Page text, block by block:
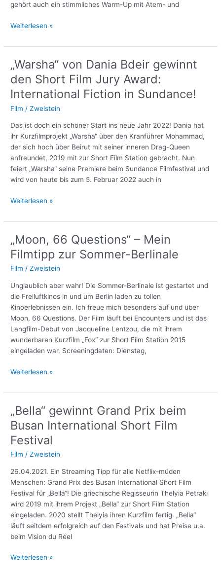
gehört auch ein stimmliches Warm-Up mit Atem- und
Stimmlich
in
Veranstaltungen
–
Digitaltag
Weiterlesen »
„Warsha“ von Dania Bdeir gewinnt
den Short Film Jury Award:
International Fiction in Sundance!
Film /Zweistein
Das ist doch ein schöner Start ins neue Jahr 2022! Dania hat
ihr Kurzfilmprojekt „Warsha“ über den Kranführer Mohammad,
der sich hoch über Beirut mit seiner inneren Drag-Queen
anfreundet, 2019 mit zur Short Film Station gebracht. Nun
feiert „Warsha“ seine Premiere beim Sundance Filmfestival und
wird von heute bis zum 5. Februar 2022 auch in
„Warsha“
Dania
gewinnt
den
Short
Jury
Award:
International
Fiction
in
Sundance!
Weiterlesen »
„Moon, 66 Questions“ – Mein
Filmtipp zur Sommer-Berlinale
Film /Zweistein
Unglaublich aber wahr! Die Sommer-Berlinale ist gestartet und
die Freiluftkinos in und um Berlin laden zu tollen
Kinoerlebnissen ein. Ich freue mich besonders auf und über
Moon, 66 Questions. Der Film läuft bei Encounters und ist das
Langfilm-Debut von Jacqueline Lentzou, die mit ihrem
wunderbaren Kurzfilm „Fox“ zur Short Film Station 2015
eingeladen war. Screeningdaten: Dienstag,
„Moon,
Questions“
Mein
Filmtipp
zur
Sommer-
Berlinale
Weiterlesen »
„Bella“ gewinnt Grand Prix beim
Busan International Short Film
Festival
Film /Zweistein
26.04.2021. Ein Streaming Tipp für alle Netflix-müden
Menschen: Grand Prix des Busan International Short Film
Festival für „Bella“! Die griechische Regisseurin Thelyia Petraki
wird 2019 mit ihrem Projekt „Bella“ zur Short Film Station
eingeladen. 2020 stellt Thelyia ihren Kurzfilm fertig. „Bella“
läuft seitdem erfolgreich auf den Festivals und hat Preise u.a.
beim Vision du Réel
„Bella“
Weiterlesen »